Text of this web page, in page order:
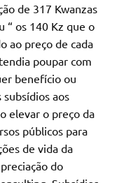
de 317 Kwanzas
“ os 140 Kz que o
ao preço de cada
poupar com
benefício ou
aos
elevar o preço da
públicos para
de vida da
do